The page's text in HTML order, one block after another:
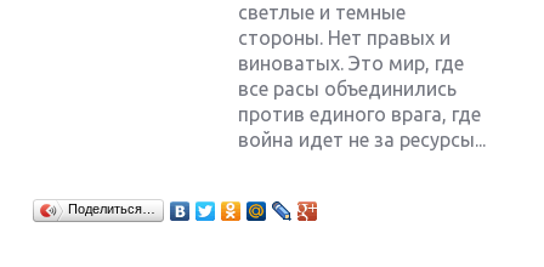
светлые и темные
стороны. Нет правых и
виноватых. Это мир, где
все расы объединились
против единого врага, где
война идет не за ресурсы...
Поделиться…